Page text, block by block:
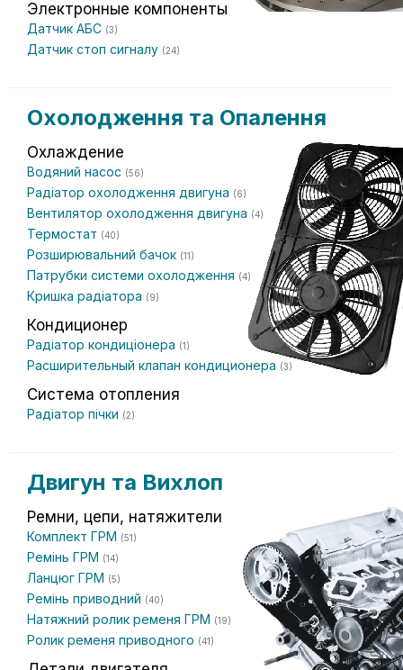
Электронные компоненты
Датчик АБС (3)
Датчик стоп сигналу (24)
Охолодження та Опалення
Охлаждение
Водяний насос (56)
Радіатор охолодження двигуна (6)
Вентилятор охолодження двигуна (4)
Термостат (40)
Розширювальний бачок (11)
Патрубки системи охолодження (4)
Кришка радіатора (9)
Кондиционер
Радіатор кондиціонера (1)
Расширительный клапан кондиционера (3)
Система отопления
Радіатор пічки (2)
Двигун та Вихлоп
Ремни, цепи, натяжители
Комплект ГРМ (51)
Ремінь ГРМ (14)
Ланцюг ГРМ (5)
Ремінь приводний (40)
Натяжний ролик ременя ГРМ (19)
Ролик ременя приводного (41)